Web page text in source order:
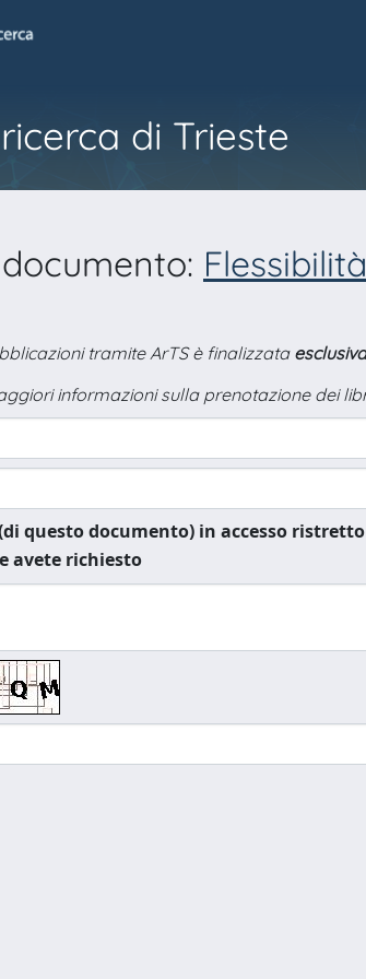
di Trieste
tramite ArTS è finalizzata
informazioni sulla prenotazione dei
questo documento) in accesso ristretto
avete richiesto